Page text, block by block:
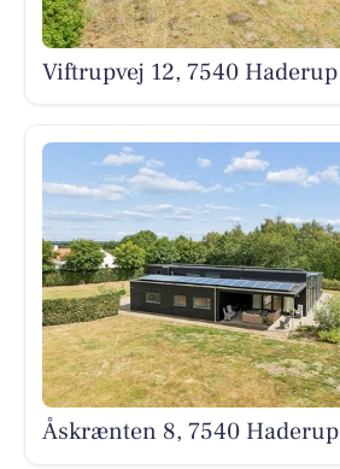
Viftrupvej 12, 7540 Haderup
Åskrænten 8, 7540 Haderup